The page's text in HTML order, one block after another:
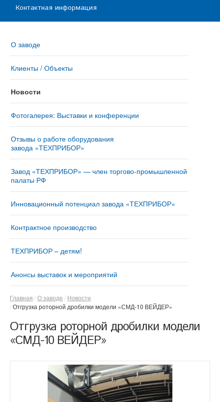
Контактная информация
О заводе
Клиенты / Объекты
Новости
Фотогалерея: Выставки и конференции
Отзывы о работе оборудования
завода «ТЕХПРИБОР»
Завод «ТЕХПРИБОР» — член торгово-промышленной
палаты РФ
Инновационный потенциал завода «ТЕХПРИБОР»
Контрактное производство
ТЕХПРИБОР – детям!
Анонсы выставок и мероприятий
Главная О заводе
Новости
Отгрузка роторной дробилки модели «СМД-10 ВЕЙДЕР»
Отгрузка роторной дробилки модели
«СМД-10 ВЕЙДЕР»